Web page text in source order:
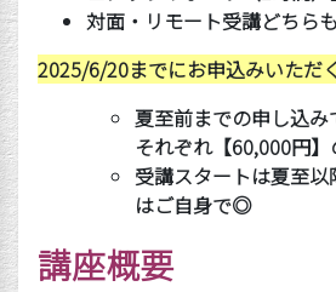
対面・リモート受講どちら
2025/6/20までにお申込みいただ
夏至前までの申し込み
それぞれ【60,000円】
受講スタートは夏至以
はご自身で◎
講座概要